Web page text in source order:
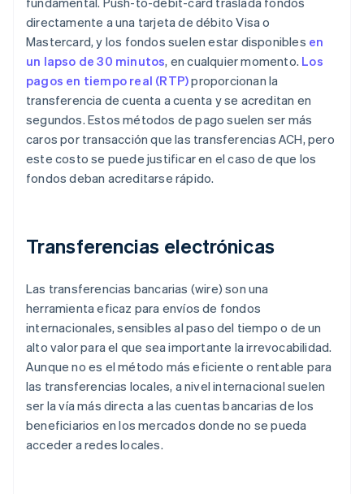
directamente a una tarjeta de débito Visa o
Mastercard, y los fondos suelen estar disponibles en
un lapso de 30 minutos, en cualquier momento. Los
pagos en tiempo real (RTP)proporcionan la
transferencia de cuenta a cuenta y se acreditan en
segundos. Estos métodos de pago suelen ser más
caros por transacción que las transferencias ACH, pero
este costo se puede justificar en el caso de que los
fondos deban acreditarse rápido.
Transferencias electrónicas
Las transferencias bancarias (wire) son una
herramienta eficaz para envíos de fondos
internacionales, sensibles al paso del tiempo o de un
alto valor para el que sea importante la irrevocabilidad.
Aunque no es el método más eficiente o rentable para
las transferencias locales, a nivel internacional suelen
ser la vía más directa a las cuentas bancarias de los
beneficiarios en los mercados donde no se pueda
acceder a redes locales.